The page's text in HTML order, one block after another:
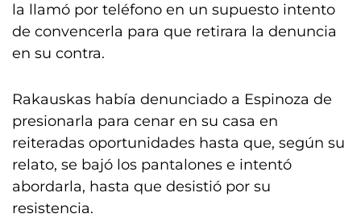
la llamó por teléfono en un supuesto intento
de convencerla para que retirara la denuncia
en su contra.
Rakauskas había denunciado a Espinoza de
presionarla para cenar en su casa en
reiteradas oportunidades hasta que, según su
relato, se bajó los pantalones e intentó
abordarla, hasta que desistió por su
resistencia.